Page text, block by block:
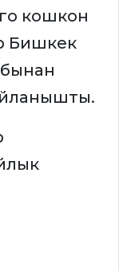
кошкон
Бишкек